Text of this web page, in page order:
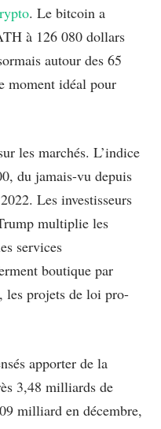
. Le bitcoin a
à 126 080 dollars
autour des 65
moment idéal pour
les marchés. L’indice
du jamais-vu depuis
Les investisseurs
multiplie les
services
boutique par
les projets de loi pro-
apporter de la
3,48 milliards de
milliard en décembre,